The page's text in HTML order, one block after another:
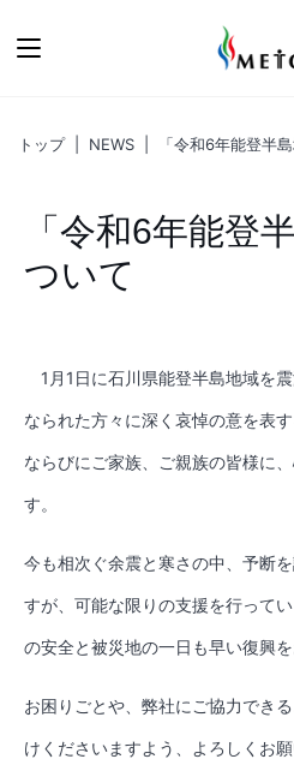
キ
トップ| NEWS 「令和6年能登半
「令和6年能登
ついて
1 月 1 日に石川県能登半島地域を
なられた方々に深く哀悼の意を表
ならびにご家族、ご親族の皆様に
す。
今も相次ぐ余震と寒さの中、予断
すが、可能な限りの支援を行って
の安全と被災地の一日も早い復興を
お困りごとや、弊社にご協力でき
けくださいますよう、よろしくお願